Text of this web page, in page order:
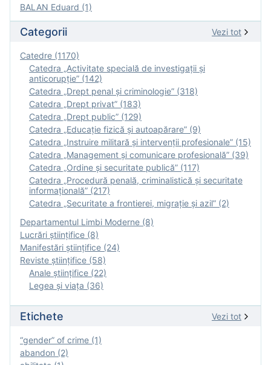
BALAN Eduard (1)
Categorii Vezi tot
Catedre (1170)
Catedra „Activitate specială de investigaţii şi
anticorupție” (142)
Catedra „Drept penal și criminologie” (318)
Catedra „Drept privat” (183)
Catedra „Drept public” (129)
Catedra „Educație fizică şi autoapărare” (9)
Catedra „Instruire militară şi intervenţii profesionale” (15)
Catedra „Management și comunicare profesională” (39)
Catedra „Ordine și securitate publică” (117)
Catedra „Procedură penală, criminalistică și securitate
informațională” (217)
Catedra „Securitate a frontierei, migrație și azil” (2)
Departamentul Limbi Moderne (8)
Lucrări științifice (8)
Manifestări ştiinţifice (24)
Reviste ştiinţifice (58)
Anale ştiinţifice (22)
Legea şi viaţa (36)
Etichete Vezi tot
“gender” of crime (1)
abandon (2)